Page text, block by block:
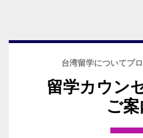
台湾留学についてプ
留学カウン
ご案